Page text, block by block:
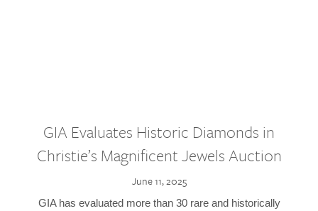
GIA Evaluates Historic Diamonds in
Christie’s Magnificent Jewels Auction
June 11, 2025
GIA has evaluated more than 30 rare and historically